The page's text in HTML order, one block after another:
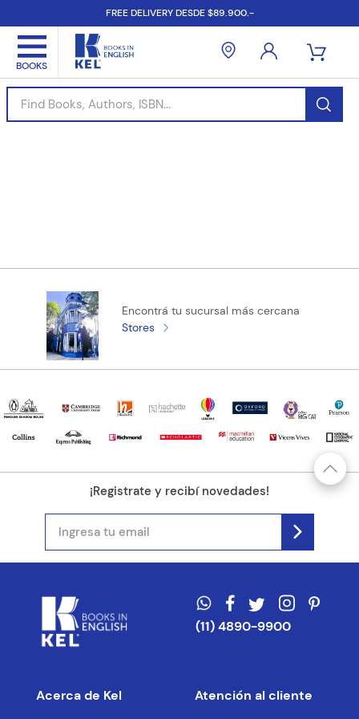
FREE DELIVERY DESDE $89.900.-
Find Books, Authors, ISBN...
Encontrá tu sucursal más cercana
Stores
¡Registrate y recibí novedades!
(11) 4890-9900
Acerca de Kel Atención al cliente